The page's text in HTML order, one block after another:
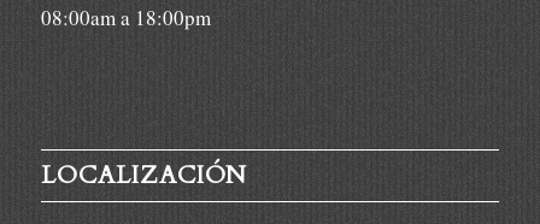
08:00am a 18:00pm
LOCALIZACIÓN